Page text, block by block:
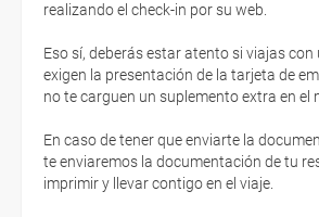
realizando el check-in por su web.
Eso sí, deberás estar atento si viajas
exigen la presentación de la tarjeta de
no te carguen un suplemento extra en el
En caso de tener que enviarte la
te enviaremos la documentación de tu
imprimir y llevar contigo en el viaje.